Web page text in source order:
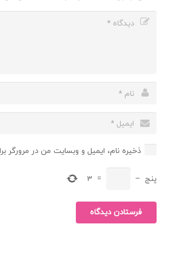
ذخیره نام، ایمیل و وبسایت من در مرورگر
پنج −
=
3
فرستادن دیدگاه